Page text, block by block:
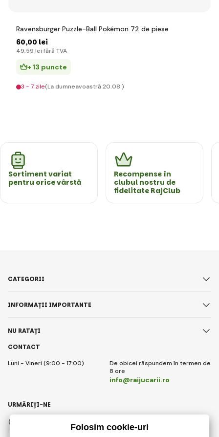
Ravensburger Puzzle-Ball Pokémon 72 de piese
60,00 lei
49,59 lei fără TVA
+ 13 puncte
3 - 7 zile(La dumneavoastră 20.08.)
Sortiment variat
pentru orice vârstă
Recompense în
clubul nostru de
fidelitate RajClub
CONTACT
Luni - Vineri (9:00 - 17:00)
De obicei răspundem în termen de
8 ore
info@raijucarii.ro
CATEGORII
INFORMAȚII IMPORTANTE
NU RATAȚI
URMĂRIȚI-NE
Instagram